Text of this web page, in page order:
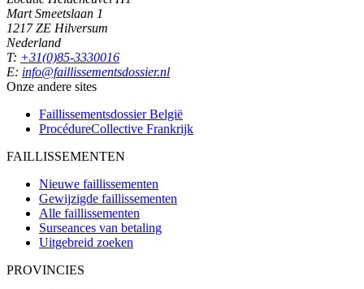
Mart Smeetslaan 1
1217 ZE Hilversum
Nederland
T: +31(0)85-3330016
E: info@faillissementsdossier.nl
Onze andere sites
Faillissementsdossier België
ProcédureCollective Frankrijk
FAILLISSEMENTEN
Nieuwe faillissementen
Gewijzigde faillissementen
Alle faillissementen
Surseances van betaling
Uitgebreid zoeken
PROVINCIES